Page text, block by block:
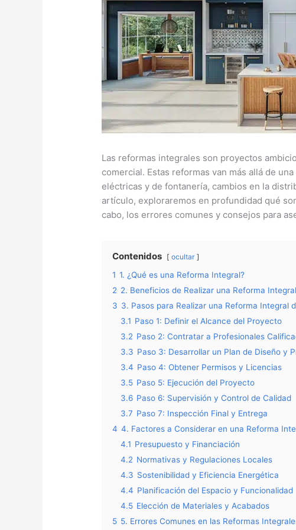
Las reformas integrales son proyectos
comercial. Estas reformas van más allá de
eléctricas y de fontanería, cambios en la
artículo, exploraremos en profundidad qué
cabo, los errores comunes y consejos para
Contenidos ocultar
1 1. ¿Qué es una Reforma Integral?
2 2. Beneficios de Realizar una Reforma Integral
3 3. Pasos para Realizar una Reforma Integral
3.1 Paso 1: Definir el Alcance del Proyecto
3.2 Paso 2: Contratar a Profesionales
3.3 Paso 3: Desarrollar un Plan de Diseño y
3.4 Paso 4: Obtener Permisos y Licencias
3.5 Paso 5: Ejecución del Proyecto
3.6 Paso 6: Supervisión y Control de Calidad
3.7 Paso 7: Inspección Final y Entrega
4 4. Factores a Considerar en una Reforma
4.1 Presupuesto y Financiación
4.2 Normativas y Regulaciones Locales
4.3 Sostenibilidad y Eficiencia Energética
4.4 Planificación del Espacio y Funcionalidad
4.5 Elección de Materiales y Acabados
5 5. Errores Comunes en las Reformas